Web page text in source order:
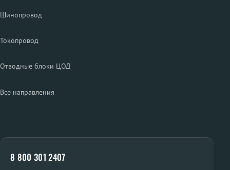
Шинопровод
Токопровод
Отводные блоки ЦОД
Все направления
8 800 301 2407